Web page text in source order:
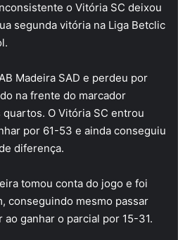
o Vitória SC deixou
segunda vitória na Liga Betclic
Madeira SAD e perdeu por
na frente do marcador
O Vitória SC entrou
por 61-53 e ainda conseguiu
diferença.
tomou conta do jogo e foi
conseguindo mesmo passar
ganhar o parcial por 15-31.